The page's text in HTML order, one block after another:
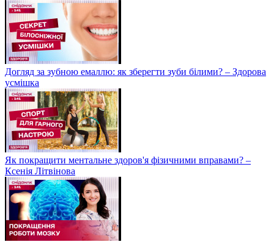
Догляд за зубною емаллю: як зберегти зуби білими? – Здорова
усмішка
Як покращити ментальне здоров'я фізичними вправами? –
Ксенія Літвінова